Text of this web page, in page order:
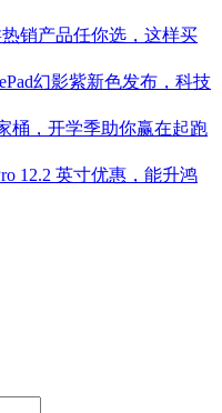
销产品任你选，这样买
幻影紫新色发布，科技
桶，开学季助你赢在起跑
12.2 英寸优惠，能升鸿